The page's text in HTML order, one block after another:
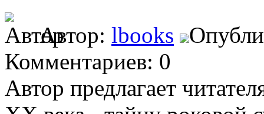
Автор: lbooks
Комментариев: 0
Автор предлагает